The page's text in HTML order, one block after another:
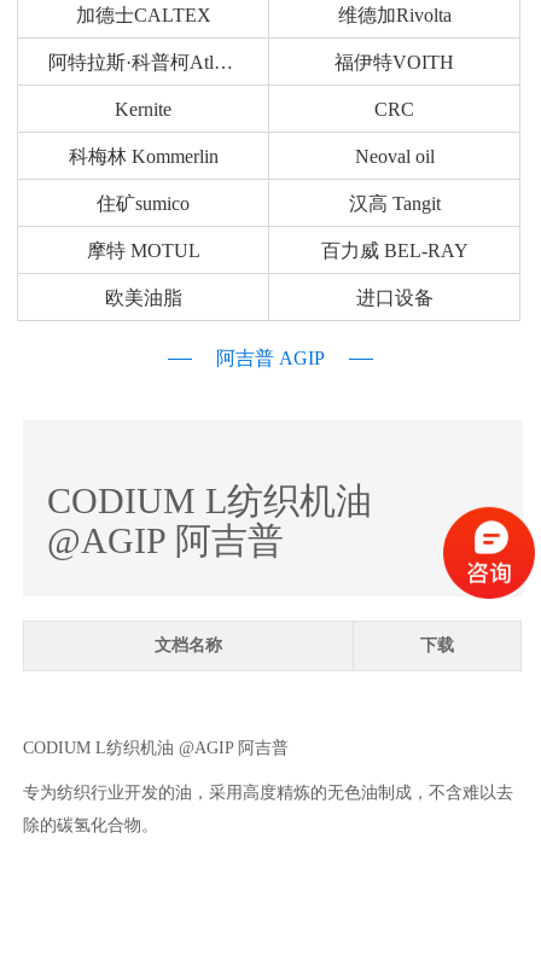
加德士CALTEX 维德加Rivolta
阿特拉斯·科普柯Atlas Copco 福伊特VOITH
Kernite CRC
科梅林 Kommerlin Neoval oil
住矿sumico 汉高 Tangit
摩特 MOTUL 百力威 BEL-RAY
欧美油脂 进口设备
阿吉普 AGIP
CODIUM L纺织机油
@AGIP 阿吉普
文档名称 下载
CODIUM L纺织机油 @AGIP 阿吉普
专为纺织行业开发的油，采用高度精炼的无色油制成，不含难以去
除的碳氢化合物。